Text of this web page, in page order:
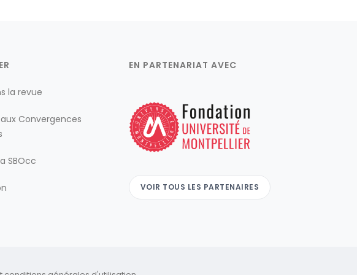
la revue
Convergences
SBOcc
EN PARTENARIAT AVEC
VOIR TOUS LES PARTENAIRES